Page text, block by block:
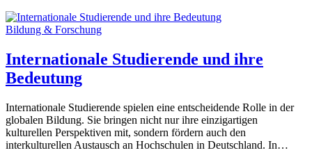
Bildung & Forschung
Internationale Studierende und ihre
Bedeutung
Internationale Studierende spielen eine entscheidende Rolle in der
globalen Bildung. Sie bringen nicht nur ihre einzigartigen
kulturellen Perspektiven mit, sondern fördern auch den
interkulturellen Austausch an Hochschulen in Deutschland. In…